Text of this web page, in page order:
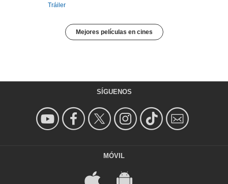
Tráiler
Mejores películas en cines
SÍGUENOS
MÓVIL